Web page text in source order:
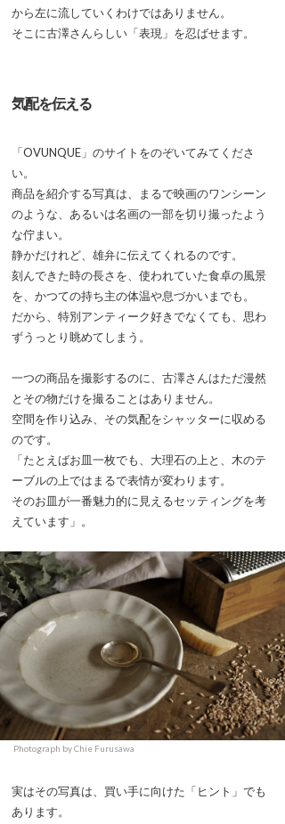
から左に流していくわけではありません。
そこに古澤さんらしい「表現」を忍ばせます。
気配を伝える
「OVUNQUE」のサイトをのぞいてみてくださ
い。
商品を紹介する写真は、まるで映画のワンシーン
のような、あるいは名画の一部を切り撮ったよう
な佇まい。
静かだけれど、雄弁に伝えてくれるのです。
刻んできた時の長さを、使われていた食卓の風景
を、かつての持ち主の体温や息づかいまでも。
だから、特別アンティーク好きでなくても、思わ
ずうっとり眺めてしまう。
一つの商品を撮影するのに、古澤さんはただ漫然
とその物だけを撮ることはありません。
空間を作り込み、その気配をシャッターに収める
のです。
「たとえばお皿一枚でも、大理石の上と、木のテ
ーブルの上ではまるで表情が変わります。
そのお皿が一番魅力的に見えるセッティングを考
えています」。
Photograph by Chie Furusawa
実はその写真は、買い手に向けた「ヒント」でも
あります。